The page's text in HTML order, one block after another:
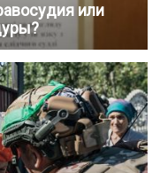
или